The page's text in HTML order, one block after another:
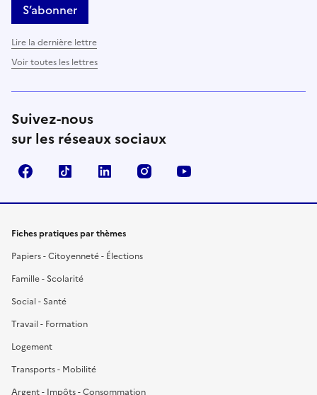
S’abonner
Lire la dernière lettre
Voir toutes les lettres
Suivez-nous
sur les réseaux sociaux
FacebookTikTok LinkedIn Instagram
Fiches pratiques par thèmes
Papiers - Citoyenneté - Élections
Famille - Scolarité
Social - Santé
Travail - Formation
Logement
Transports - Mobilité
Argent - Impôts - Consommation